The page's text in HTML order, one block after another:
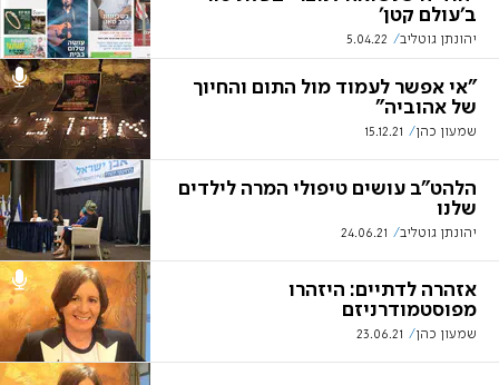
ב'עולם קטן'
יהונתן גוטליב 5.04.22
"אי אפשר לעמוד מול התום והחיוך
של אהוביה"
שמעון כהן 15.12.21
הלהט"ב עושים טיפולי המרה לילדים
שלנו
יהונתן גוטליב 24.06.21
אזהרה לדתיים: היזהרו
מפוסטמודרניזם
שמעון כהן 23.06.21